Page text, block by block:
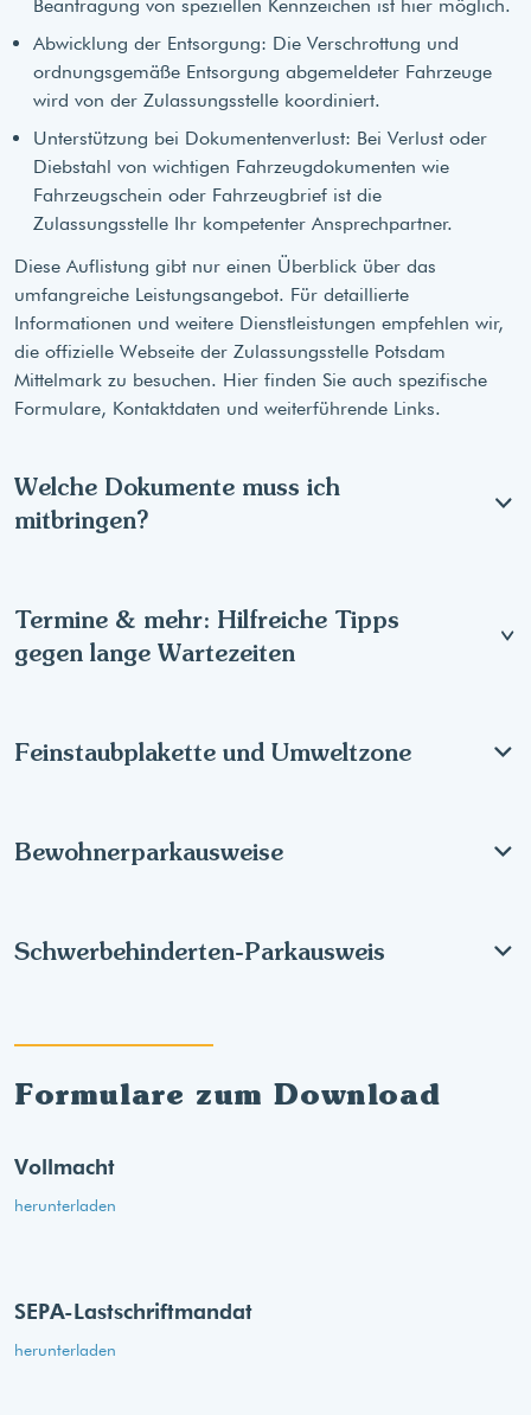
Beantragung von speziellen Kennzeichen ist hier möglich.
Abwicklung der Entsorgung: Die Verschrottung und
ordnungsgemäße Entsorgung abgemeldeter Fahrzeuge
wird von der Zulassungsstelle koordiniert.
Unterstützung bei Dokumentenverlust: Bei Verlust oder
Diebstahl von wichtigen Fahrzeugdokumenten wie
Fahrzeugschein oder Fahrzeugbrief ist die
Zulassungsstelle Ihr kompetenter Ansprechpartner.
Diese Auflistung gibt nur einen Überblick über das
umfangreiche Leistungsangebot. Für detaillierte
Informationen und weitere Dienstleistungen empfehlen wir,
die offizielle Webseite der Zulassungsstelle Potsdam
Mittelmark zu besuchen. Hier finden Sie auch spezifische
Formulare, Kontaktdaten und weiterführende Links.
Welche Dokumente muss ich
mitbringen?
Termine & mehr: Hilfreiche Tipps
gegen lange Wartezeiten
Feinstaubplakette und Umweltzone
Bewohnerparkausweise
Schwerbehinderten-Parkausweis
Formulare zum Download
Vollmacht
herunterladen
SEPA-Lastschriftmandat
herunterladen